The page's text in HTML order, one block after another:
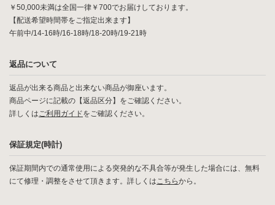
￥50,000未満は全国一律￥700でお届けしております。
【配送希望時間帯をご指定出来ます】
午前中/14-16時/16-18時/18-20時/19-21時
返品について
返品が出来る商品と出来ない商品が御座います。
商品ページに記載の【返品区分】をご確認ください。
詳しくはご利用ガイドをご確認ください。
保証規定(時計)
保証期間内での通常使用による突発的な不具合等が発生した場合には、無料
にて修理・調整をさせて頂きます。詳しくはこちらから。